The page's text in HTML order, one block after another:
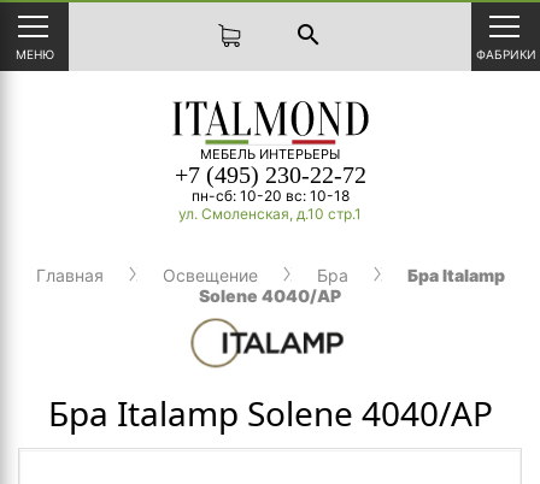
МЕНЮ
search
ФАБРИКИ
МЕБЕЛЬ ИНТЕРЬЕРЫ
+7 (495) 230-22-72
пн-сб: 10-20 вс: 10-18
ул. Смоленская, д.10 стр.1
Главная Освещение Бра
Бра Italamp
Solene 4040/AP
Бра Italamp Solene 4040/AP